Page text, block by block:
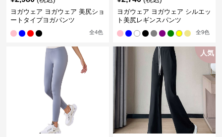
ヨガウェア ヨガウェア 美尻ショ
ートタイプヨガパンツ
全4色
ヨガウェア ヨガウェア シルエッ
ト美尻レギンスパンツ
全9色
人気